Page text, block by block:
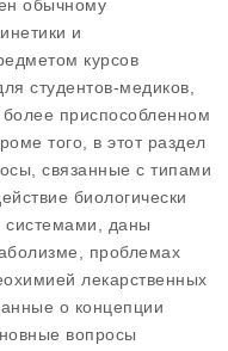
обычному
и
курсов
студентов-медиков,
приспособленном
того, в этот раздел
связанные с типами
биологически
системами, даны
проблемах
лекарственных
о концепции
вопросы